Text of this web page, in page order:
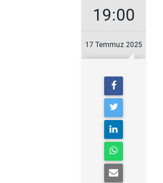
19:00
17 Temmuz 2025